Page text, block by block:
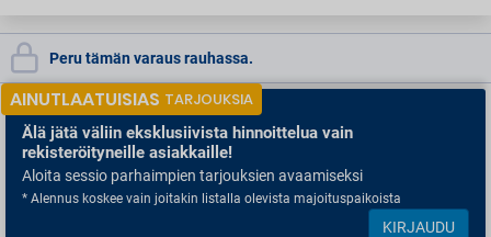
Peru tämän varaus rauhassa.
AINUTLAATUISIAS TARJOUKSIA
Älä jätä väliin eksklusiivista hinnoittelua vain
rekisteröityneille asiakkaille!
Aloita sessio parhaimpien tarjouksien avaamiseksi
* Alennus koskee vain joitakin listalla olevista majoituspaikoista
KIRJAUDU